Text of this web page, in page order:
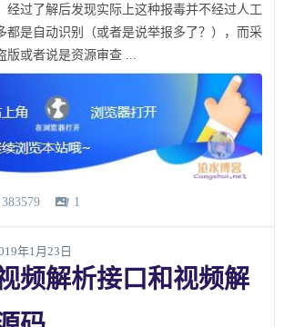
经过了解后发现实际上这种报毒并不经过人工
都是自动识别（或者是说举报多了？），而采
版或者说是资源审查 ...
383579  1
年1月23日
频解析接口和视频解